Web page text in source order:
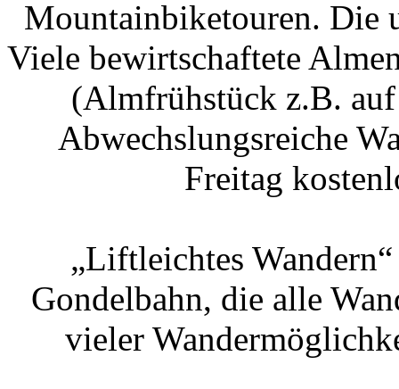
Mountainbiketouren. Die
Viele bewirtschaftete
(Almfrühstück z.B. auf
Abwechslungsreiche
Freitag
„Liftleichtes
Gondelbahn, die alle
vieler